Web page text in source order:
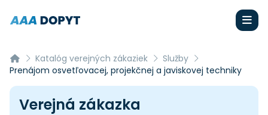
Katalóg verejných zákaziek
Služby
Prenájom osvetľovacej, projekčnej a javiskovej techniky
Verejná zákazka